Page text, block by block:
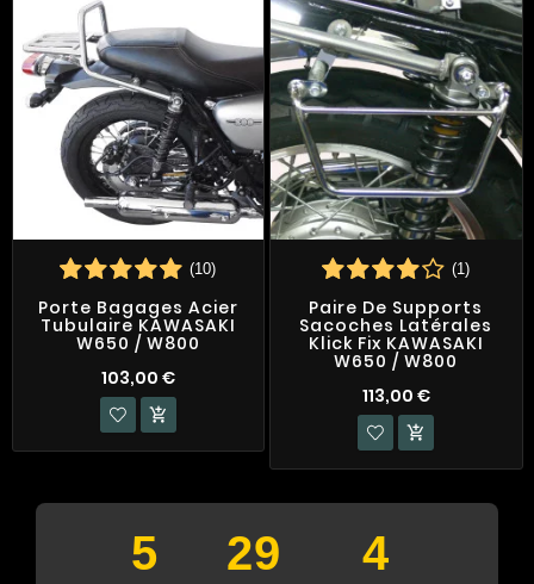
(10)
Porte Bagages Acier
Tubulaire KAWASAKI
W650 / W800
103,00 €

(1)
Paire De Supports
Sacoches Latérales
Klick Fix KAWASAKI
W650 / W800
113,00 €

5 29 4